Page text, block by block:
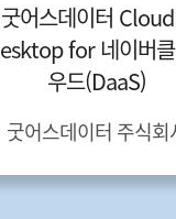
굿어스데이터
esktop for 네이버
우드(DaaS)
굿어스데이터 주식회